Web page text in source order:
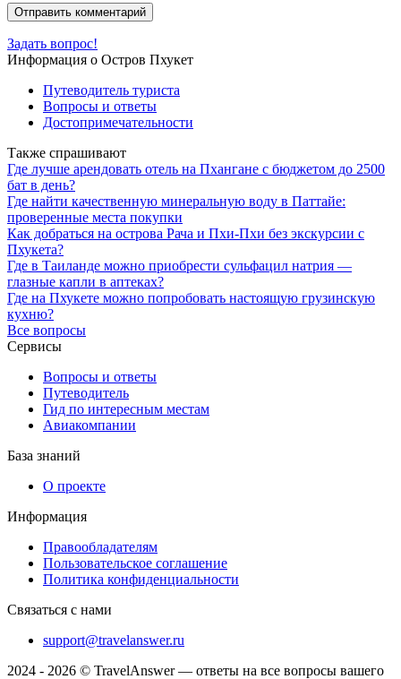
Задать вопрос!
Информация о Остров Пхукет
Путеводитель туриста
Вопросы и ответы
Достопримечательности
Также спрашивают
Где лучше арендовать отель на Пхангане с бюджетом до 2500
бат в день?
Где найти качественную минеральную воду в Паттайе:
проверенные места покупки
Как добраться на острова Рача и Пхи-Пхи без экскурсии с
Пхукета?
Где в Таиланде можно приобрести сульфацил натрия —
глазные капли в аптеках?
Где на Пхукете можно попробовать настоящую грузинскую
кухню?
Все вопросы
Сервисы
Вопросы и ответы
Путеводитель
Гид по интересным местам
Авиакомпании
База знаний
О проекте
Информация
Правообладателям
Пользовательское соглашение
Политика конфиденциальности
Связаться с нами
support@travelanswer.ru
2024 - 2026 © TravelAnswer — ответы на все вопросы вашего